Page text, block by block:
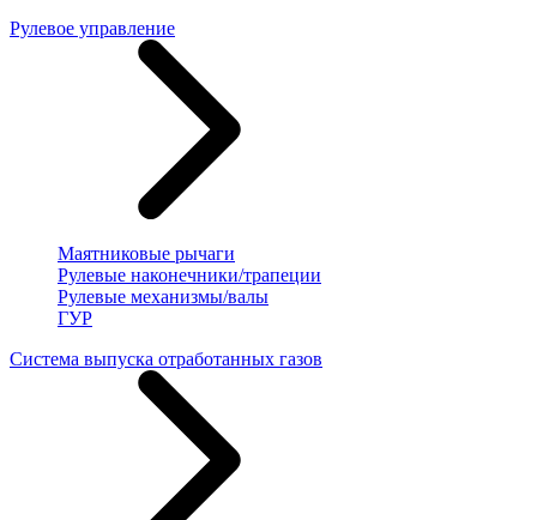
Рулевое управление
Маятниковые рычаги
Рулевые наконечники/трапеции
Рулевые механизмы/валы
ГУР
Система выпуска отработанных газов